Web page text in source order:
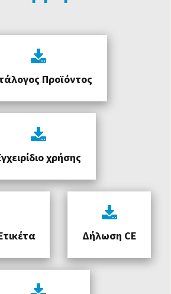
Προϊόντος
χρήσης
Δήλωση CE